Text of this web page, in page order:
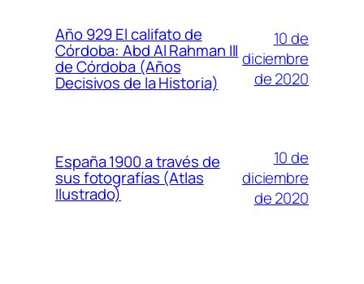
Año 929 El califato de
Córdoba: Abd Al Rahman III
de Córdoba (Años
Decisivos de la Historia)
10 de
diciembre
de 2020
España 1900 a través de
sus fotografías (Atlas
Ilustrado)
10 de
diciembre
de 2020